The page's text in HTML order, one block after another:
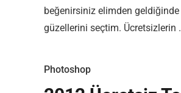
beğenirsiniz elimden
güzellerini seçtim. Ücretsizlerin
Photoshop